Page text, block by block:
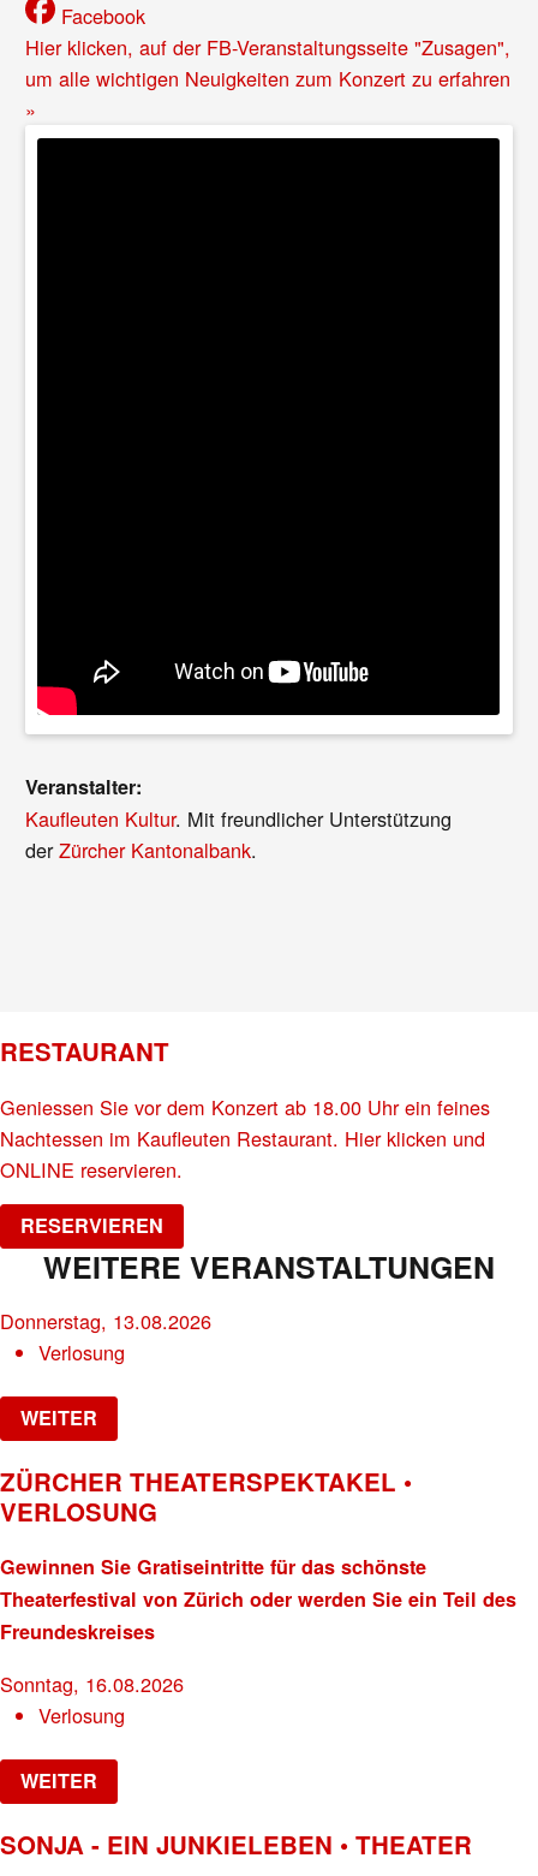
Facebook
Hier klicken, auf der FB-Veranstaltungsseite "Zusagen",
um alle wichtigen Neuigkeiten zum Konzert zu erfahren
»
Veranstalter:
Kaufleuten Kultur. Mit freundlicher Unterstützung
derZürcher Kantonalbank.
RESTAURANT
Geniessen Sie vor dem Konzert ab 18.00 Uhr ein feines
Nachtessen im Kaufleuten Restaurant. Hier klicken und
ONLINE reservieren.
RESERVIEREN
WEITERE VERANSTALTUNGEN
Donnerstag, 13.08.2026
Verlosung
WEITER
ZÜRCHER THEATERSPEKTAKEL •
VERLOSUNG
Gewinnen Sie Gratiseintritte für das schönste
Theaterfestival von Zürich oder werden Sie ein Teil des
Freundeskreises
Sonntag, 16.08.2026
Verlosung
WEITER
SONJA - EIN JUNKIELEBEN • THEATER